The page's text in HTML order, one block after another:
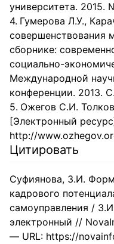
университета. 2015.
Гумерова Л.У.,
совершенствования
сборнике:
социально-
Международной
конференции. 2013.
Ожегов С.И.
[Электронный
http://
Цитировать
Суфиянова, З.И.
кадрового
самоуправления /
электронный //
— URL: https://